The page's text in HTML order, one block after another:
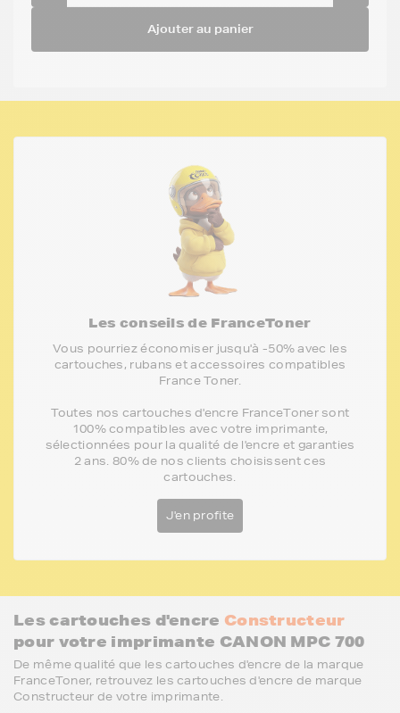
Ajouter au panier
Les conseils de FranceToner
Vous pourriez économiser jusqu'à -50% avec les
cartouches, rubans et accessoires compatibles
France Toner.
Toutes nos cartouches d'encre FranceToner sont
100% compatibles avec votre imprimante,
sélectionnées pour la qualité de l'encre et garanties
2 ans. 80% de nos clients choisissent ces
cartouches.
J'en profite
Les cartouches d'encre Constructeur
pour votre imprimante CANON MPC 700
De même qualité que les cartouches d'encre de la marque
FranceToner, retrouvez les cartouches d'encre de marque
Constructeur de votre imprimante.